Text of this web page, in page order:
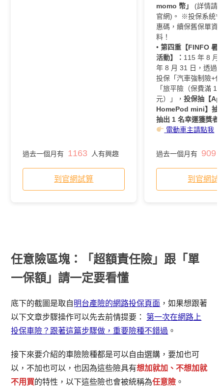
過去一個月有 1163 人有興趣
到官網試算
momo 幣」
(詳情請
官網)。 ※投保系統
惠碼，續保舊保單
料！
•第四重【FINFO 暑
活動】： 115 年 8
年 8 月 31 日，透過
投保「汽車強制險+
「旅平險（保費滿
元）」，投保抽【
HomePod mini】抽
抽出 1 名幸運獲獎
電動車主請點我
過去一個月有 909
到官網
任意險區塊：「超額責任險」跟「單
一保額」請一定要看懂
底下的截圖是取自明台產險的網路投保頁面 ，如果想跟著
以下文章步驟操作可以先去前情提要：第一次在網路上
投保車險？跟著這篇步驟做，重要險種不錯過 。
接下來要介紹的車險險種都是可以自由選購，要加也可
以，不加也可以，也因為這些險具有想加就加、不想加就
不用買的特性，以下這些險也會被統稱為任意險 。